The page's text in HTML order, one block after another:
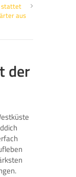
stattet
aus
der